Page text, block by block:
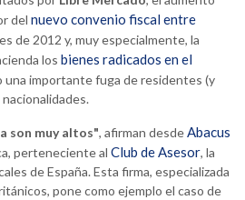
del nuevo convenio fiscal entre
de 2012 y, muy especialmente, la
los bienes radicados en el
una importante fuga de residentes (y
son muy altos", afirman desdeAbacus
perteneciente al Club de Asesor, la
de España. Esta firma, especializada
pone como ejemplo el caso de